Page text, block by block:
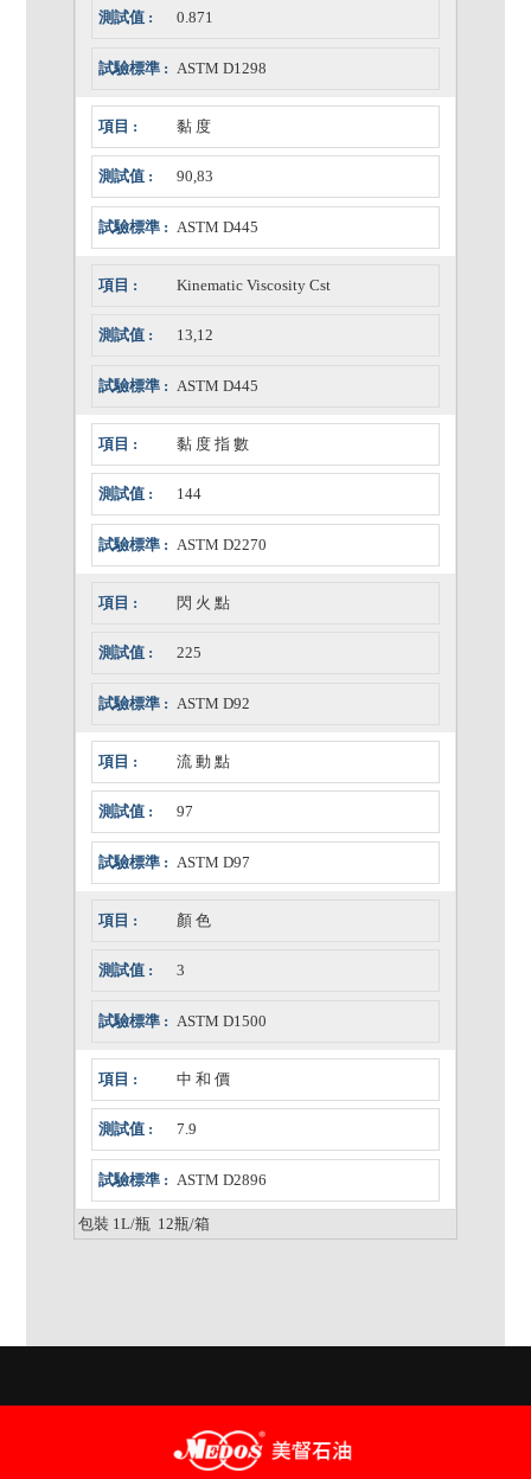
0.871
ASTM D1298
黏 度
90,83
ASTM D445
Kinematic Viscosity Cst
13,12
ASTM D445
黏 度 指 數
144
ASTM D2270
閃 火 點
225
ASTM D92
流 動 點
97
ASTM D97
顏 色
3
ASTM D1500
中 和 價
7.9
ASTM D2896
包裝 1L/瓶 12瓶/箱